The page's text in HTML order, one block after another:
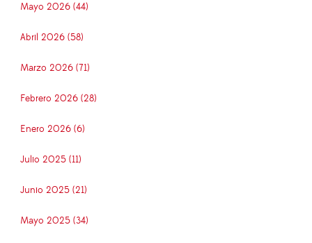
Mayo 2026 (44)
Abril 2026 (58)
Marzo 2026 (71)
Febrero 2026 (28)
Enero 2026 (6)
Julio 2025 (11)
Junio 2025 (21)
Mayo 2025 (34)